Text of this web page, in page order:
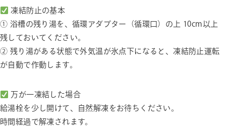
凍結防止の基本
① 浴槽の残り湯を、循環アダプター（循環口）の上 10cm以上
残しておいてください。
② 残り湯がある状態で外気温が氷点下になると、凍結防止運転
が自動で作動します。
万が一凍結した場合
給湯栓を少し開けて、自然解凍をお待ちください。
時間経過で解凍されます。